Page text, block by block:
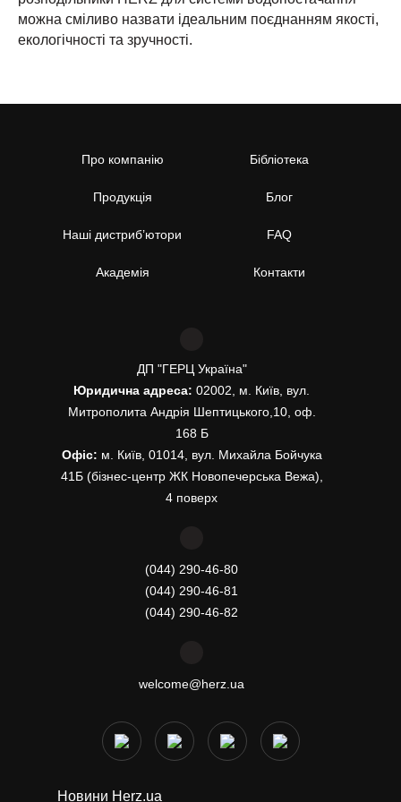
можна сміливо назвати ідеальним поєднанням якості,
екологічності та зручності.
Про компанію
Продукція
Наші дистриб’ютори
Академія
Бібліотека
Блог
FAQ
Контакти
ДП "ГЕРЦ Україна"
Юридична адреса: 02002, м. Київ, вул.
Митрополита Андрія Шептицького,10, оф.
168 Б
Офіс: м. Київ, 01014, вул. Михайла Бойчука
41Б (бізнес-центр ЖК Новопечерська Вежа),
4 поверх
(044) 290-46-80
(044) 290-46-81
(044) 290-46-82
welcome@herz.ua
Новини Herz.ua